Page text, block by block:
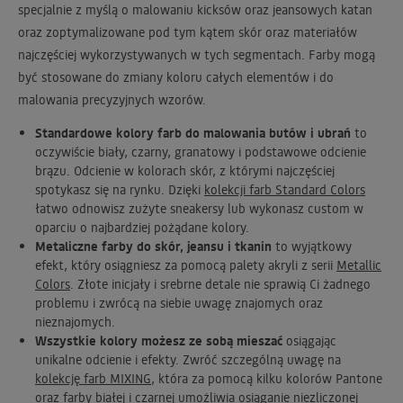
specjalnie z myślą o malowaniu kicksów oraz jeansowych katan
oraz zoptymalizowane pod tym kątem skór oraz materiałów
najczęściej wykorzystywanych w tych segmentach. Farby mogą
być stosowane do zmiany koloru całych elementów i do
malowania precyzyjnych wzorów.
Standardowe kolory farb do malowania butów i ubrań to
oczywiście biały, czarny, granatowy i podstawowe odcienie
brązu. Odcienie w kolorach skór, z którymi najczęściej
spotykasz się na rynku. Dzięki kolekcji farb Standard Colors
łatwo odnowisz zużyte sneakersy lub wykonasz custom w
oparciu o najbardziej pożądane kolory.
Metaliczne farby do skór, jeansu i tkanin to wyjątkowy
efekt, który osiągniesz za pomocą palety akryli z serii Metallic
Colors . Złote inicjały i srebrne detale nie sprawią Ci żadnego
problemu i zwrócą na siebie uwagę znajomych oraz
nieznajomych.
Wszystkie kolory możesz ze sobą mieszać osiągając
unikalne odcienie i efekty. Zwróć szczególną uwagę na
kolekcję farb MIXING, która za pomocą kilku kolorów Pantone
oraz farby białej i czarnej umożliwia osiąganie niezliczonej